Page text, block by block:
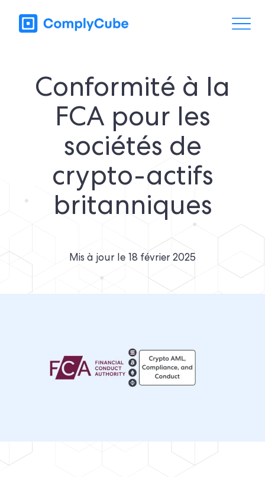
Conformité à la
FCA pour les
sociétés de
crypto-actifs
britanniques
Mis à jour le 18 février 2025